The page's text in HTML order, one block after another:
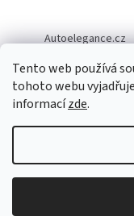
Tento web používá
tohoto webu
informacízde.
Autoelegance.cz
Copyright 2026